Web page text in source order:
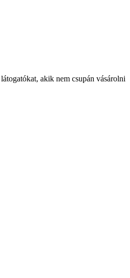
akik nem csupán vásárolni